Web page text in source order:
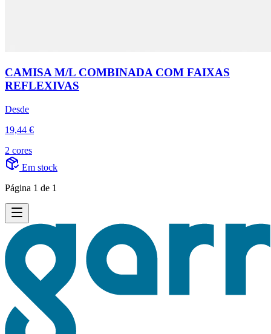
CAMISA M/L COMBINADA COM FAIXAS
REFLEXIVAS
Desde
19,44 €
2 cores
Em stock
Página 1 de 1